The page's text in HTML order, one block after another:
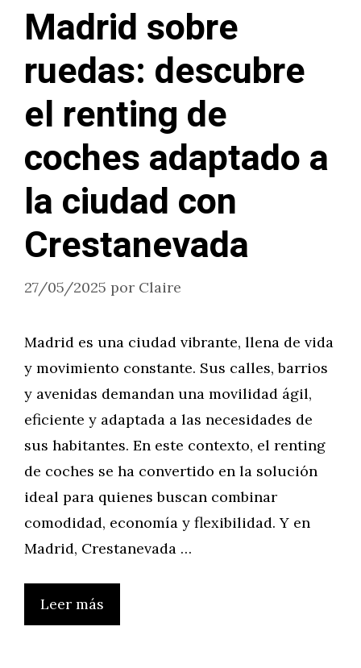
Madrid sobre
ruedas: descubre
el renting de
coches adaptado a
la ciudad con
Crestanevada
27/05/2025 por Claire
Madrid es una ciudad vibrante, llena de vida
y movimiento constante. Sus calles, barrios
y avenidas demandan una movilidad ágil,
eficiente y adaptada a las necesidades de
sus habitantes. En este contexto, el renting
de coches se ha convertido en la solución
ideal para quienes buscan combinar
comodidad, economía y flexibilidad. Y en
Madrid, Crestanevada …
Leer más